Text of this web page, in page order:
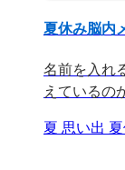
夏休み脳内
名前を入れ
えているの
夏 思い出